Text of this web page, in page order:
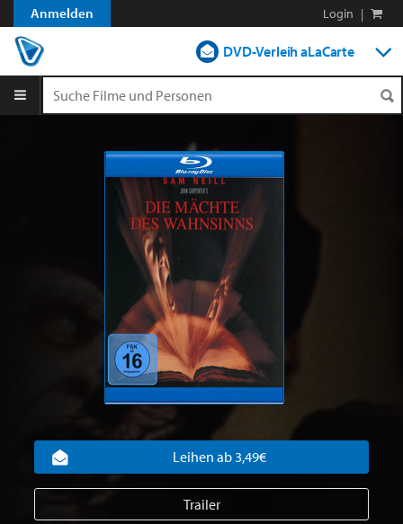
Anmelden Login |
DVD-Verleih aLaCarte
Shop
Blog
Leihen ab 3,49€
Trailer